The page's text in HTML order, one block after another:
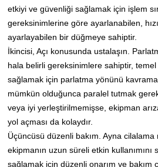
etkiyi ve güvenliği sağlamak için işlem
gereksinimlerine göre ayarlanabilen,
ayarlayabilen bir düğmeye sahiptir.
İkincisi, Açı konusunda ustalaşın.
hala belirli gereksinimlere sahiptir,
sağlamak için parlatma yönünü
mümkün olduğunca paralel tutmak
veya iyi yerleştirilmemişse, ekipman
yol açması da kolaydır.
Üçüncüsü düzenli bakım. Ayna cilalama
ekipmanın uzun süreli etkin
sağlamak için düzenli onarım ve bakım